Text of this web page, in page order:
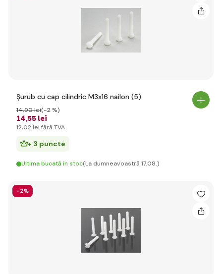
Șurub cu cap cilindric M3x16 nailon (5)
14,55 lei
14,90 lei(-2 %)
12,02 lei fără TVA
+ 3 puncte
Ultima bucată în stoc(La dumneavoastră 17.08.)
-2%